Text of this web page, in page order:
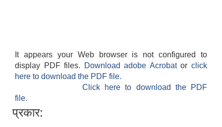
It appears your Web browser is not configured to
display PDF files.
Download adobe Acrobatorclick
here to download the PDF file.
Click here to download the PDF
file.
प्रकार: